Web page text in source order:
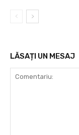
LĂSAȚI UN MESAJ